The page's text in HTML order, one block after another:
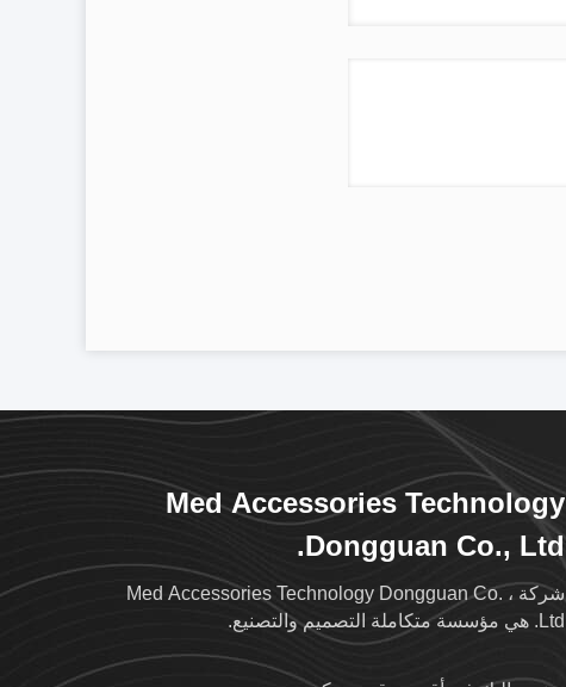
Med Accessories Technology
Dongguan Co., Ltd.
شركة Med Accessories Technology Dongguan Co. ،
Ltd. هي مؤسسة متكاملة التصميم والتصنيع.